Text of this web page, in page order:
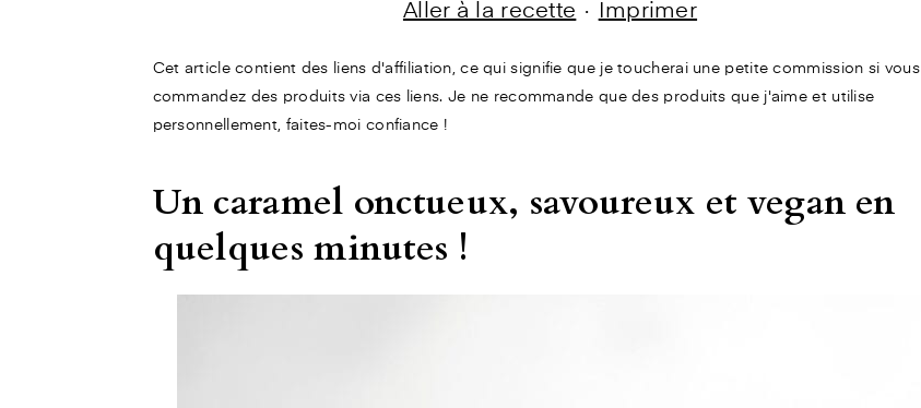
Aller à la recette · Imprimer
Cet article contient des liens d'affiliation, ce qui signifie que je toucherai une petite commission si vous
commandez des produits via ces liens. Je ne recommande que des produits que j'aime et utilise
personnellement, faites-moi confiance !
Un caramel onctueux, savoureux et vegan en
quelques minutes !